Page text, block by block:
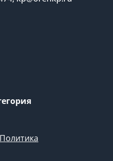
Политика